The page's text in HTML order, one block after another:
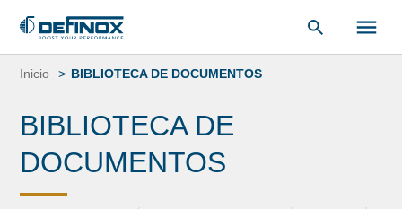
Saltar
Inicio BIBLIOTECA DE DOCUMENTOS
BIBLIOTECA DE
DOCUMENTOS